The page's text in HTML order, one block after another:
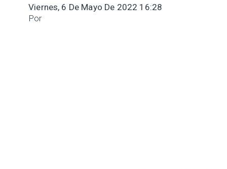
Viernes, 6 De Mayo De 2022 16:28
Por